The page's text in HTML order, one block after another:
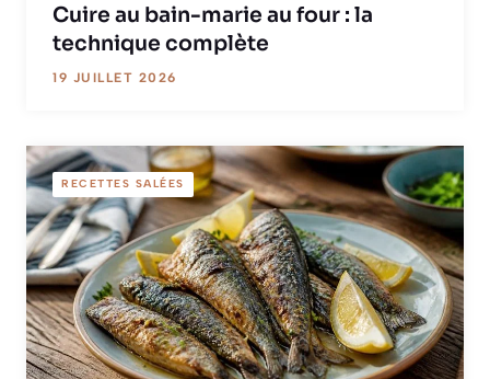
Cuire au bain-marie au four : la
technique complète
19 JUILLET 2026
RECETTES SALÉES